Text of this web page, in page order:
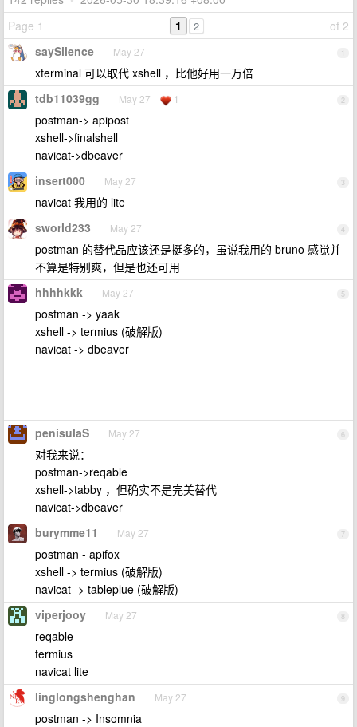
Page 1
of 2
1 2
1
saySilence May 27
xterminal 可以取代 xshell ，比他好用一万倍
2
tdb11039gg May 27 1
postman-> apipost
xshell->finalshell
navicat->dbeaver
3
insert000 May 27
navicat 我用的 lite
4
sworld233 May 27
postman 的替代品应该还是挺多的，虽说我用的 bruno 感觉并
不算是特别爽，但是也还可用
5
hhhhkkk May 27
postman -> yaak
xshell -> termius (破解版)
navicat -> dbeaver
6
penisulaS May 27
对我来说：
postman->reqable
xshell->tabby ，但确实不是完美替代
navicat->dbeaver
7
burymme11 May 27
postman - apifox
xshell -> termius (破解版)
navicat -> tableplue (破解版)
8
viperjooy May 27
reqable
termius
navicat lite
9
linglongshenghan May 27
postman -> Insomnia